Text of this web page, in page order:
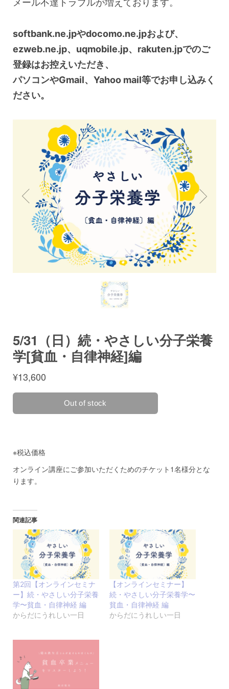
メール不達トラブルが増えております。
softbank.ne.jpやdocomo.ne.jpおよび、
ezweb.ne.jp、uqmobile.jp、rakuten.jpでのご
登録はお控えいただき、
パソコンやGmail、Yahoo mail等でお申し込みく
ださい。
関連記事
第2回【オンラインセミナ
ー】続・やさしい分子栄養
学〜貧血・自律神経 編
からだにうれしい一日
【オンラインセミナー】
続・やさしい分子栄養学〜
貧血・自律神経 編
からだにうれしい一日